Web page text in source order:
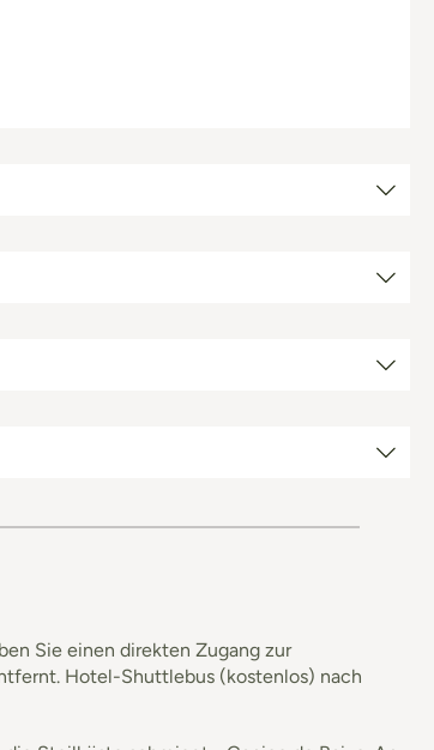
Sie einen direkten Zugang zur
Hotel-Shuttlebus (kostenlos) nach